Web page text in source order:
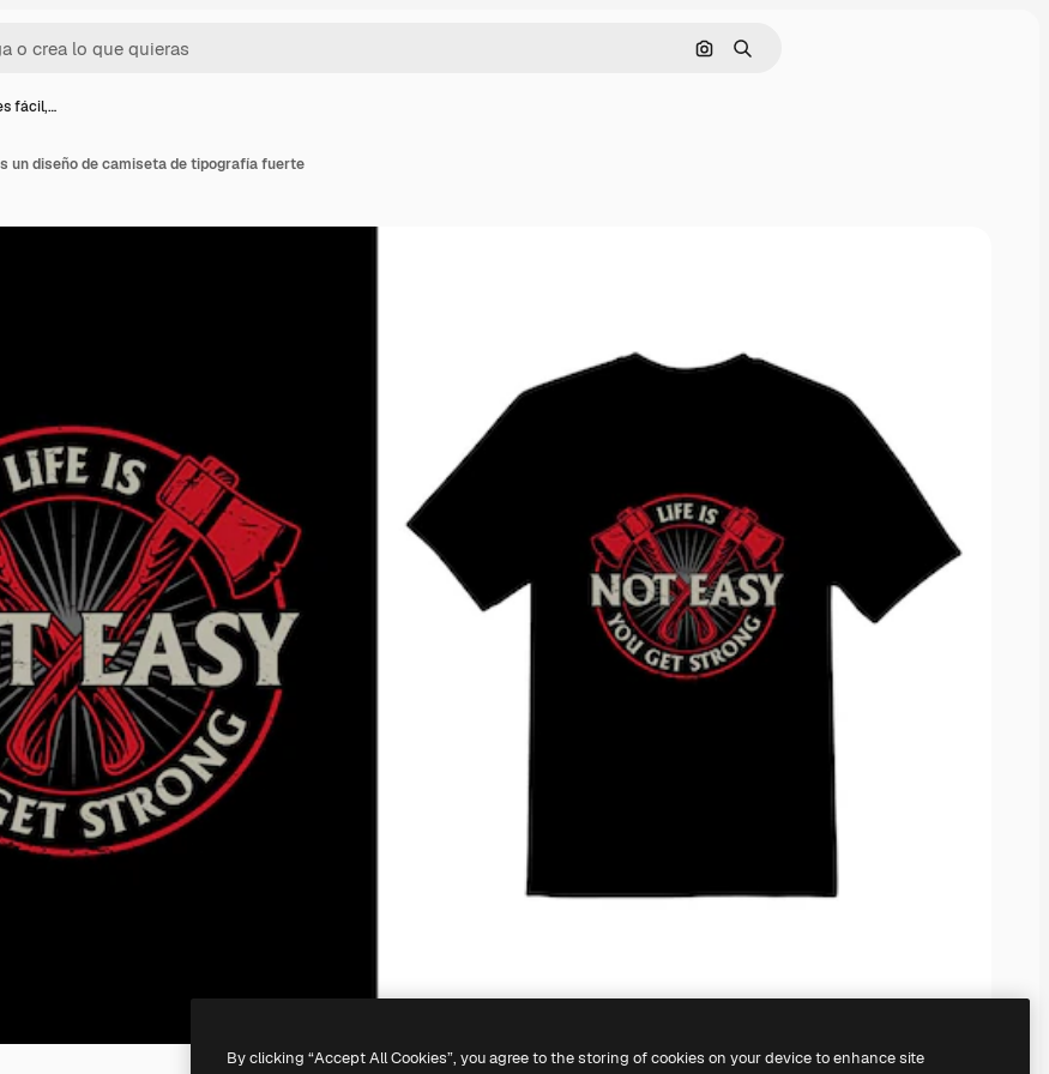
Buscar por imagen
Buscar
fácil,…
un diseño de camiseta de tipografía fuerte
By clicking “Accept All Cookies”, you agree to the storing of cookies on your device to enhance site